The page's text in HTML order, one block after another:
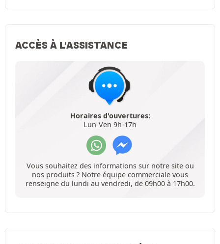
ACCÈS À L'ASSISTANCE
Horaires d'ouvertures:
Lun-Ven 9h-17h
Vous souhaitez des informations sur notre site ou
nos produits ? Notre équipe commerciale vous
renseigne du lundi au vendredi, de 09h00 à 17h00.